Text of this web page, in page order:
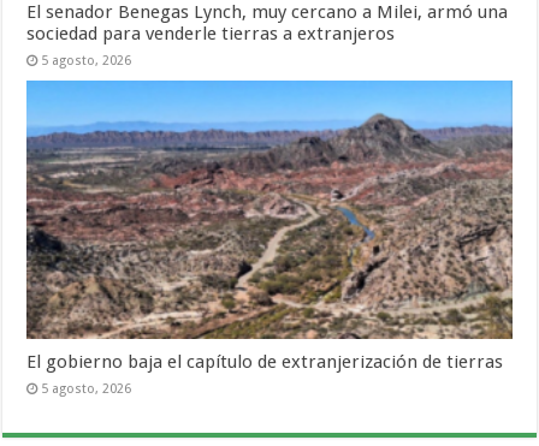
El senador Benegas Lynch, muy cercano a Milei, armó una
sociedad para venderle tierras a extranjeros
5 agosto, 2026
El gobierno baja el capítulo de extranjerización de tierras
5 agosto, 2026